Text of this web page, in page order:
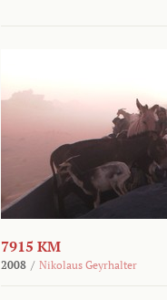
7915 KM
2008 / Nikolaus Geyrhalter